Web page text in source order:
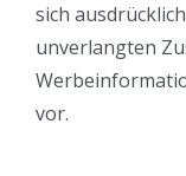
sich
unverlangten
vor.
(B17 Bobingen